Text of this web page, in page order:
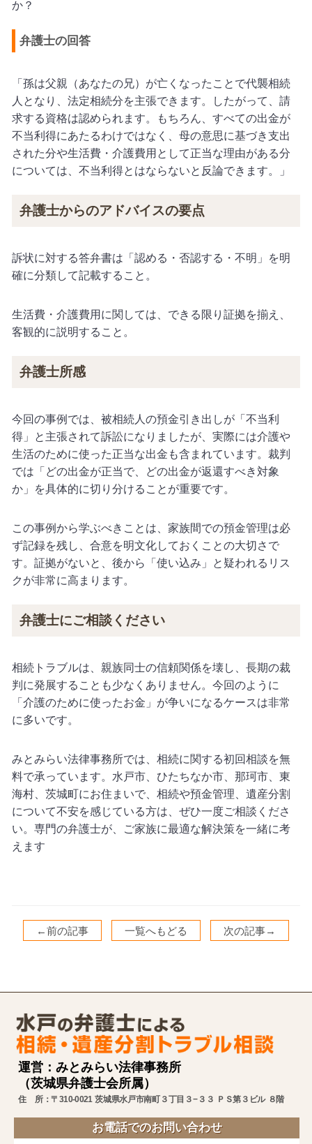
か？
弁護士の回答
「孫は父親（あなたの兄）が亡くなったことで代襲相続
人となり、法定相続分を主張できます。したがって、請
求する資格は認められます。もちろん、すべての出金が
不当利得にあたるわけではなく、母の意思に基づき支出
された分や生活費・介護費用として正当な理由がある分
については、不当利得とはならないと反論できます。」
弁護士からのアドバイスの要点
訴状に対する答弁書は「認める・否認する・不明」を明
確に分類して記載すること。
生活費・介護費用に関しては、できる限り証拠を揃え、
客観的に説明すること。
弁護士所感
今回の事例では、被相続人の預金引き出しが「不当利
得」と主張されて訴訟になりましたが、実際には介護や
生活のために使った正当な出金も含まれています。裁判
では「どの出金が正当で、どの出金が返還すべき対象
か」を具体的に切り分けることが重要です。
この事例から学ぶべきことは、家族間での預金管理は必
ず記録を残し、合意を明文化しておくことの大切さで
す。証拠がないと、後から「使い込み」と疑われるリス
クが非常に高まります。
弁護士にご相談ください
相続トラブルは、親族同士の信頼関係を壊し、長期の裁
判に発展することも少なくありません。今回のように
「介護のために使ったお金」が争いになるケースは非常
に多いです。
みとみらい法律事務所では、相続に関する初回相談を無
料で承っています。水戸市、ひたちなか市、那珂市、東
海村、茨城町にお住まいで、相続や預金管理、遺産分割
について不安を感じている方は、ぜひ一度ご相談くださ
い。専門の弁護士が、ご家族に最適な解決策を一緒に考
えます
←前の記事 一覧へもどる 次の記事→
運営：みとみらい法律事務所
（茨城県弁護士会所属）
住 所：〒310-0021 茨城県水戸市南町３丁目３−３３ ＰＳ第３ビル ８階
お電話でのお問い合わせ